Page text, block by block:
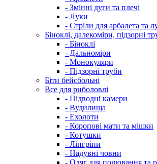
- Змінні дуги та плечі
- Луки
- Стріли для арбалета та
Біноклі, далекоміри, підзорні
- Біноклі
- Дальноміри
- Монокуляри
- Підзорні труби
Біти бейсбольні
Все для риболовлі
- Підводні камери
- Вудилища
- Ехолоти
- Коропові мати та мішки
- Котушки
- Ліпгріпи
- Надувні човни
- Одяг для полювання та